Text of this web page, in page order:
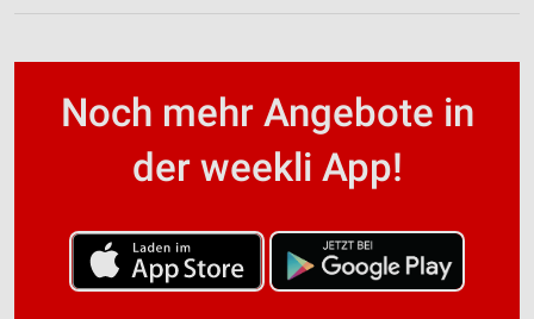
Noch mehr Angebote in
der weekli App!